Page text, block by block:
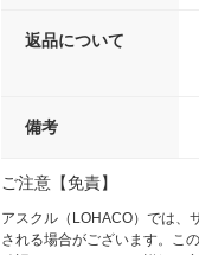
返品について
備考
ご注意【免責】
アスクル（LOHACO）では、
される場合がございます。こ